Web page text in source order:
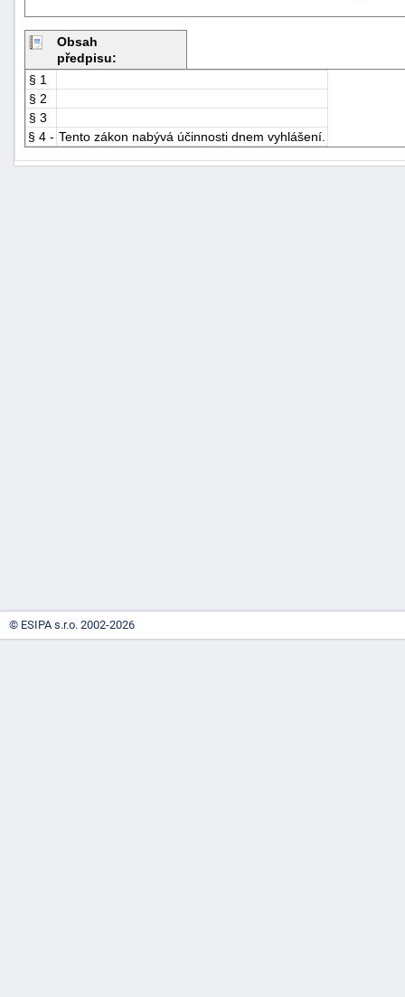
Obsah
předpisu:
§ 1
§ 2
§ 3
§ 4 - Tento zákon nabývá účinnosti dnem vyhlášení.
© ESIPA s.r.o. 2002-2026